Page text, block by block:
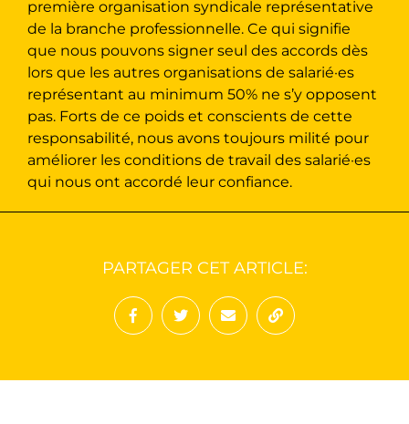
première organisation syndicale représentative
de la branche professionnelle. Ce qui signifie
que nous pouvons signer seul des accords dès
lors que les autres organisations de salarié·es
représentant au minimum 50% ne s’y opposent
pas. Forts de ce poids et conscients de cette
responsabilité, nous avons toujours milité pour
améliorer les conditions de travail des salarié·es
qui nous ont accordé leur confiance.
PARTAGER CET ARTICLE: